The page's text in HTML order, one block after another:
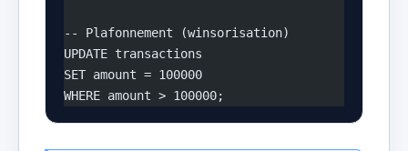
-- Plafonnement (winsorisation)
UPDATE transactions
SET amount = 100000
WHERE amount > 100000;